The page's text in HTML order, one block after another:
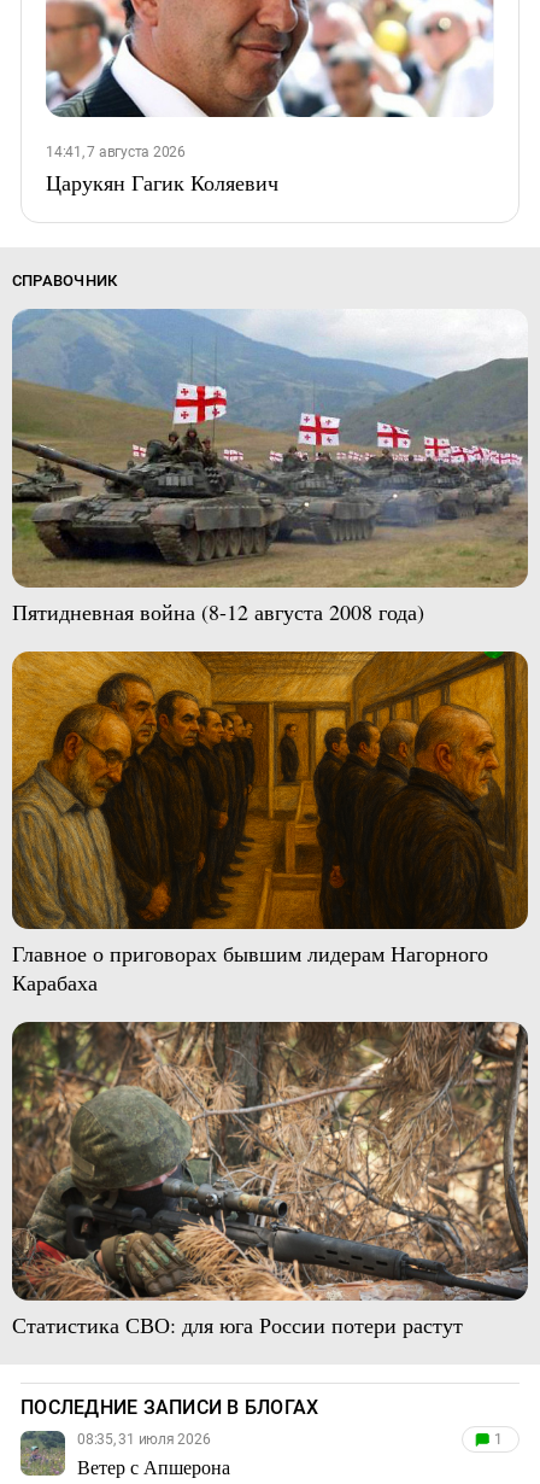
14:41, 7 августа 2026
Царукян Гагик Коляевич
СПРАВОЧНИК
Пятидневная война (8-12 августа 2008 года)
Главное о приговорах бывшим лидерам Нагорного
Карабаха
Статистика СВО: для юга России потери растут
ПОСЛЕДНИЕ ЗАПИСИ В БЛОГАХ
08:35, 31 июля 2026
Ветер с Апшерона
1